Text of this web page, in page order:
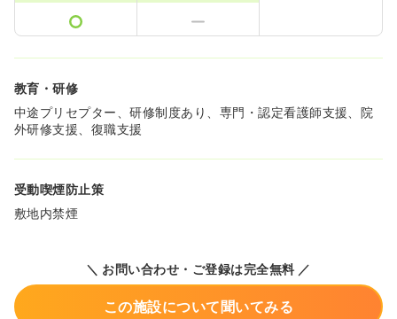
教育・研修
中途プリセプター、研修制度あり、専門・認定看護師支援、院
外研修支援、復職支援
受動喫煙防止策
敷地内禁煙
＼ お問い合わせ・ご登録は完全無料 ／
この施設について聞いてみる